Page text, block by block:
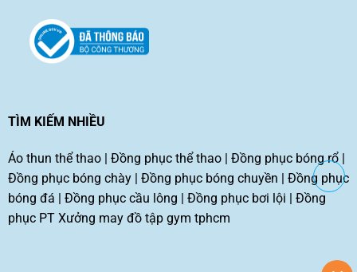
TÌM KIẾM NHIỀU
Áo thun thể thao| Đồng phục thể thao| Đồng phục bóng rổ|
Đồng phục bóng chày| Đồng phục bóng chuyền
Đồng phục
bóng đá
Đồng phục cầu lông Đồng phục bơi lội
Đồng
phục PT Xưởng may đồ tập gym tphcm